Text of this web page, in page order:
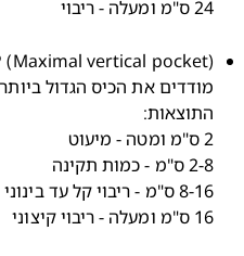
התוצאות:
2 ס"מ ומטה - מיעוט
2-8 ס"מ - כמות תקינה
8-16 ס"מ - ריבוי קל עד בינוני